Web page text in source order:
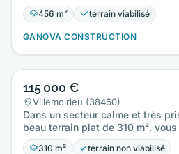
456 m² terrain viabilisé
GANOVA CONSTRUCTION
115 000 €
Villemoirieu (38460)
Dans un secteur calme et très
beau terrain plat de 310 m².
cadre…
310 m² terrain non viabilisé